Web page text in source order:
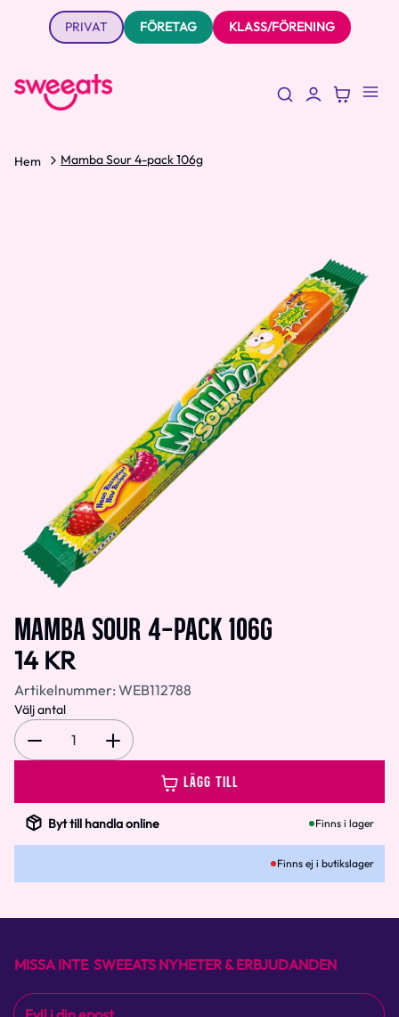
PRIVAT FÖRETAG KLASS/FÖRENING
Hem Mamba Sour 4-pack 106g
MAMBA SOUR 4-PACK 106G
14 KR
Artikelnummer: WEB112788
Välj antal
1
LÄGG TILL
Byt till handla online Finns i lager
Finns ej i butikslager
MISSA INTE SWEEATS NYHETER & ERBJUDANDEN